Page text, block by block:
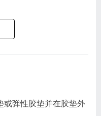
或弹性胶垫并在胶垫外